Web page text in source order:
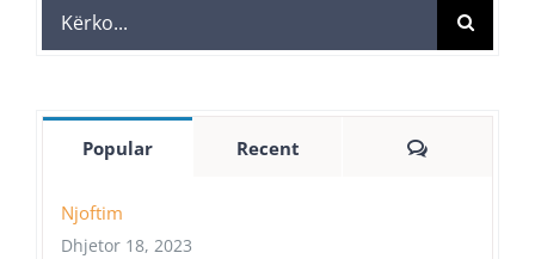
Search
for:
Popular Recent Comments
Njoftim
Dhjetor 18, 2023